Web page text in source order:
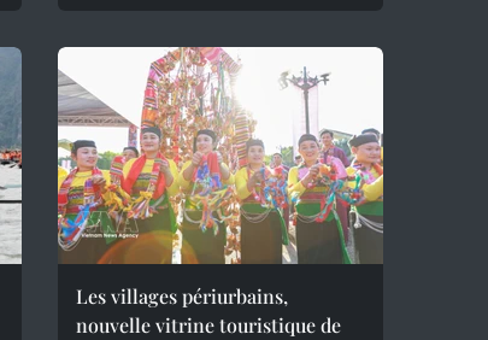
Les villages périurbains,
nouvelle vitrine touristique de